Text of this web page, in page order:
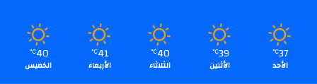
37
℃
الأحد
39
℃
الأثنين
40
℃
الثلاثاء
41
℃
الأربعاء
40
℃
الخميس